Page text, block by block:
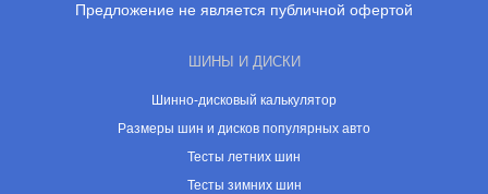
Предложение не является публичной офертой
ШИНЫ И ДИСКИ
Шинно-дисковый калькулятор
Размеры шин и дисков популярных авто
Тесты летних шин
Тесты зимних шин